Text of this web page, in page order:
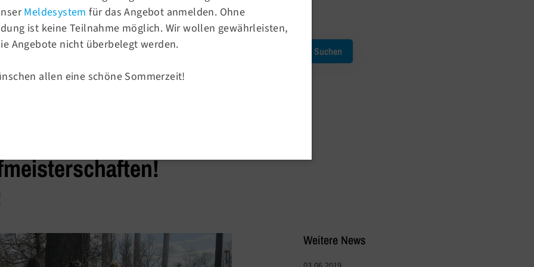
erfolgreich bei den
Weitere News
von 1858
E-Mail:info@tsv58.de
Sportsuche
Service
Meldesystem für das Angebot anmelden. Ohne
ist keine Teilnahme möglich. Wir wollen gewährleisten,
Angebote nicht überbelegt werden.
allen eine schöne Sommerzeit!